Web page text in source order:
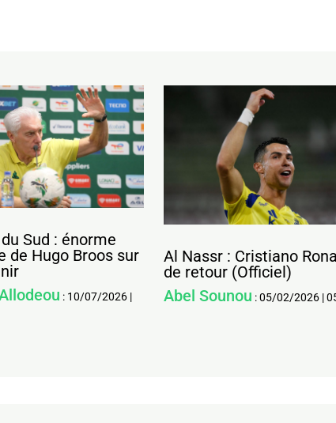
Sud : énorme
de Hugo Broos sur
: 10/07/2026|
Al Nassr : Cristiano
de retour (Officiel)
Abel Sounou :05/02/2026|